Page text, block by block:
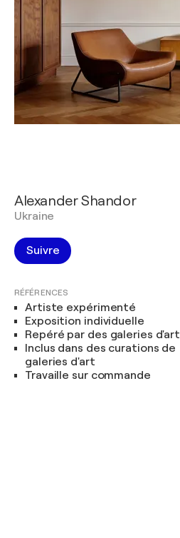
Alexander Shandor
Ukraine
Suivre
RÉFÉRENCES
Artiste expérimenté
Exposition individuelle
Repéré par des galeries d'art
Inclus dans des curations de
galeries d'art
Travaille sur commande